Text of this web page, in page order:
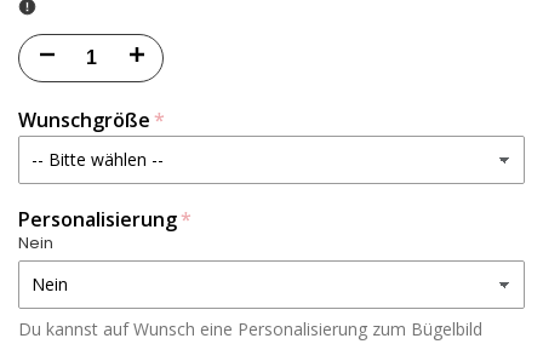
Menge
3
-
BB083
Menge
BB083
Wunschgröße
Personalisierung
Nein
Du kannst auf Wunsch eine Personalisierung zum Bügelbild